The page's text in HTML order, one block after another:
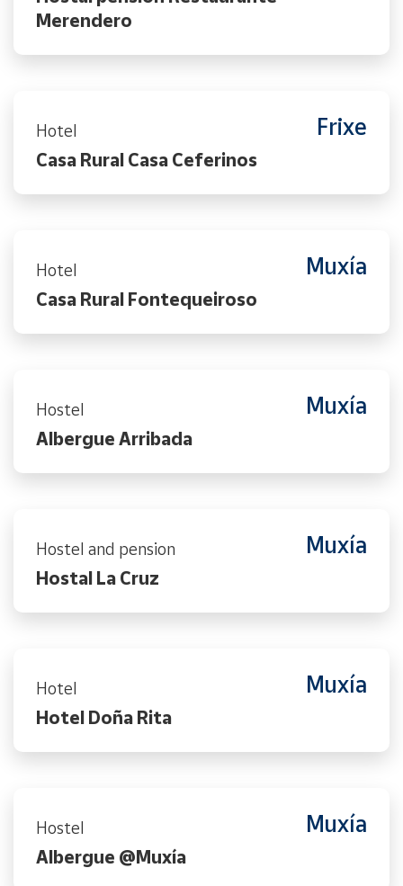
Merendero
Hotel Frixe
Casa Rural Casa Ceferinos
Hotel Muxía
Casa Rural Fontequeiroso
Hostel Muxía
Albergue Arribada
Hostel and pension Muxía
Hostal La Cruz
Hotel Muxía
Hotel Doña Rita
Hostel Muxía
Albergue @Muxía